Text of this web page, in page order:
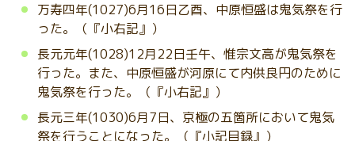
万寿四年(1027)6月16日乙酉、中原恒盛は鬼気祭を行
った。（『小右記』）
長元元年(1028)12月22日壬午、惟宗文高が鬼気祭を
行った。また、中原恒盛が河原にて内供良円のために
鬼気祭を行った。（『小右記』）
長元三年(1030)6月7日、京極の五箇所において鬼気
祭を行うことになった。（『小記目録』）